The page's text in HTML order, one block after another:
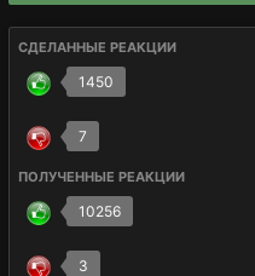
СДЕЛАННЫЕ РЕАКЦИИ
1450
7
ПОЛУЧЕННЫЕ РЕАКЦИИ
10256
3